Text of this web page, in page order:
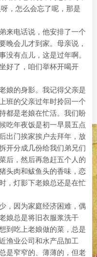
，怎么会忘了呢，那是
来电话说，他安排了一个
晚会儿才到家。母亲说，
没有点儿，这是过年啊。
好了，咱们举杯开喝开
娘的身影。我记得父亲是
班的父亲过年时拎回一个
都是老娘在忙活。我们盼
吃年夜饭是初一早晨五点
出门挨家挨户去拜年，放
开分成几份给我们弟兄们
后，然后再急赶五个人的
头肉和鲅鱼头的香味，恋
，灯影下老娘总还是在忙
，因为家庭经济困难，偶
娘总是将旧衣服浆洗干
到吃上老娘做的菜，总是
渔业公司和水产品加工
是窄窄的、薄薄的，但老